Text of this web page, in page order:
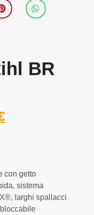
BR
con getto
sistema
larghi spallacci